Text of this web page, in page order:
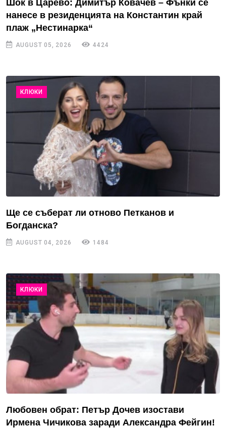
Шок в Царево: Димитър Ковачев – Фънки се
нанесе в резиденцията на Константин край
плаж „Нестинарка“
AUGUST 05, 2026 4424
КЛЮКИ
Ще се съберат ли отново Петканов и
Богданска?
AUGUST 04, 2026 1484
КЛЮКИ
Любовен обрат: Петър Дочев изостави
Ирмена Чичикова заради Александра Фейгин!